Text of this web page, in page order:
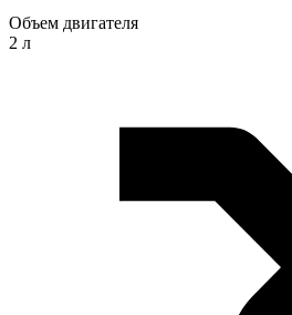
Объем двигателя
2 л